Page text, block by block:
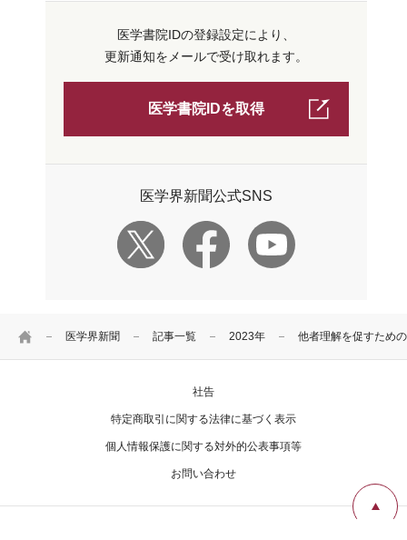
HOME 医学界新聞 記事一覧 2023年 他者理解を促すため
医学書院IDの登録設定により、
更新通知をメールで受け取れます。
医学書院IDを取得
医学界新聞公式SNS
社告
特定商取引に関する法律に基づく表示
個人情報保護に関する対外的公表事項等
お問い合わせ